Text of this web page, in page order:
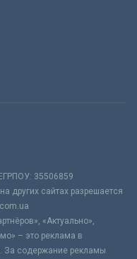
35506859
других сайтах разрешается
«Актуально»,
– это реклама в
За содержание рекламы